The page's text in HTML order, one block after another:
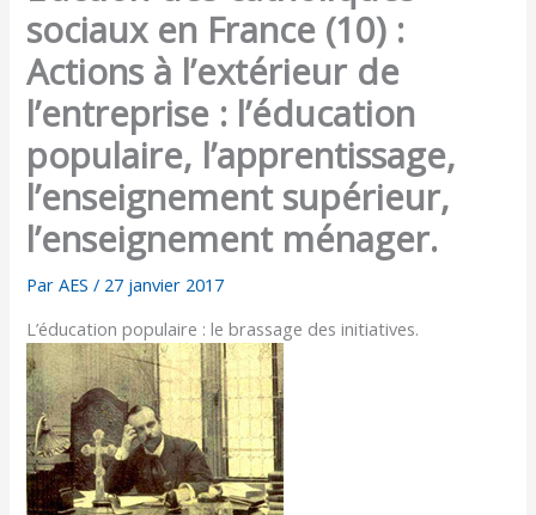
sociaux en France (10) :
Actions à l’extérieur de
l’entreprise : l’éducation
populaire, l’apprentissage,
l’enseignement supérieur,
l’enseignement ménager.
ParAES/ 27 janvier 2017
L’éducation populaire : le brassage des initiatives.